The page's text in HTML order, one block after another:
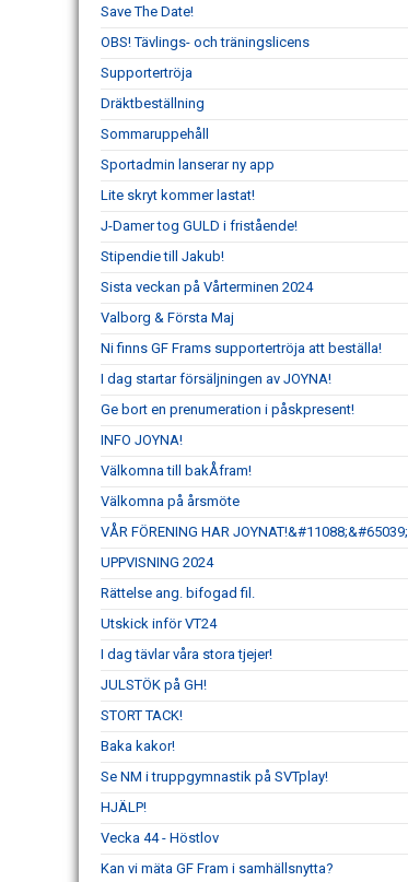
Save The Date!
OBS! Tävlings- och träningslicens
Supportertröja
Dräktbeställning
Sommaruppehåll
Sportadmin lanserar ny app
Lite skryt kommer lastat!
J-Damer tog GULD i fristående!
Stipendie till Jakub!
Sista veckan på Vårterminen 2024
Valborg & Första Maj
Ni finns GF Frams supportertröja att beställa!
I dag startar försäljningen av JOYNA!
Ge bort en prenumeration i påskpresent!
INFO JOYNA!
Välkomna till bakÅfram!
Välkomna på årsmöte
VÅR FÖRENING HAR JOYNAT!&#11088;&#65039;
UPPVISNING 2024
Rättelse ang. bifogad fil.
Utskick inför VT24
I dag tävlar våra stora tjejer!
JULSTÖK på GH!
STORT TACK!
Baka kakor!
Se NM i truppgymnastik på SVTplay!
HJÄLP!
Vecka 44 - Höstlov
Kan vi mäta GF Fram i samhällsnytta?